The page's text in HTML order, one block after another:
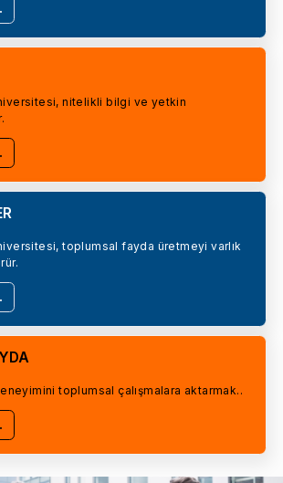
nitelikli bilgi ve yetkin
toplumsal fayda üretmeyi varlık
toplumsal çalışmalara aktarmak..